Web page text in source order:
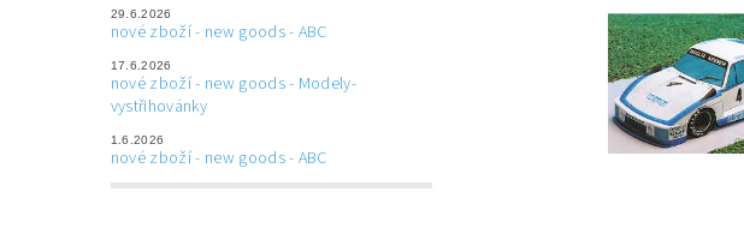
29.6.2026
nové zboží - new goods - ABC
17.6.2026
nové zboží - new goods - Modely-
vystřihovánky
1.6.2026
nové zboží - new goods - ABC